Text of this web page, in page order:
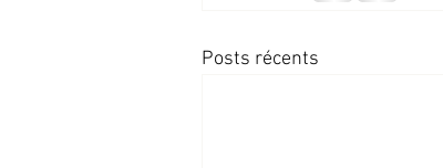
Posts récents